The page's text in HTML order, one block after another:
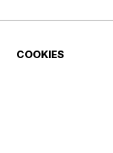
COOKIES